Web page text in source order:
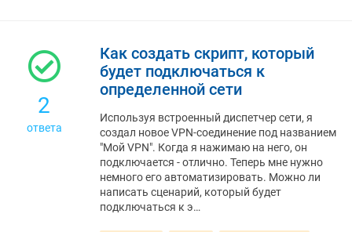
2
ответа
Как создать скрипт, который
будет подключаться к
определенной сети
Используя встроенный диспетчер сети, я
создал новое VPN-соединение под названием
"Мой VPN". Когда я нажимаю на него, он
подключается - отлично. Теперь мне нужно
немного его автоматизировать. Можно ли
написать сценарий, который будет
подключаться к э…